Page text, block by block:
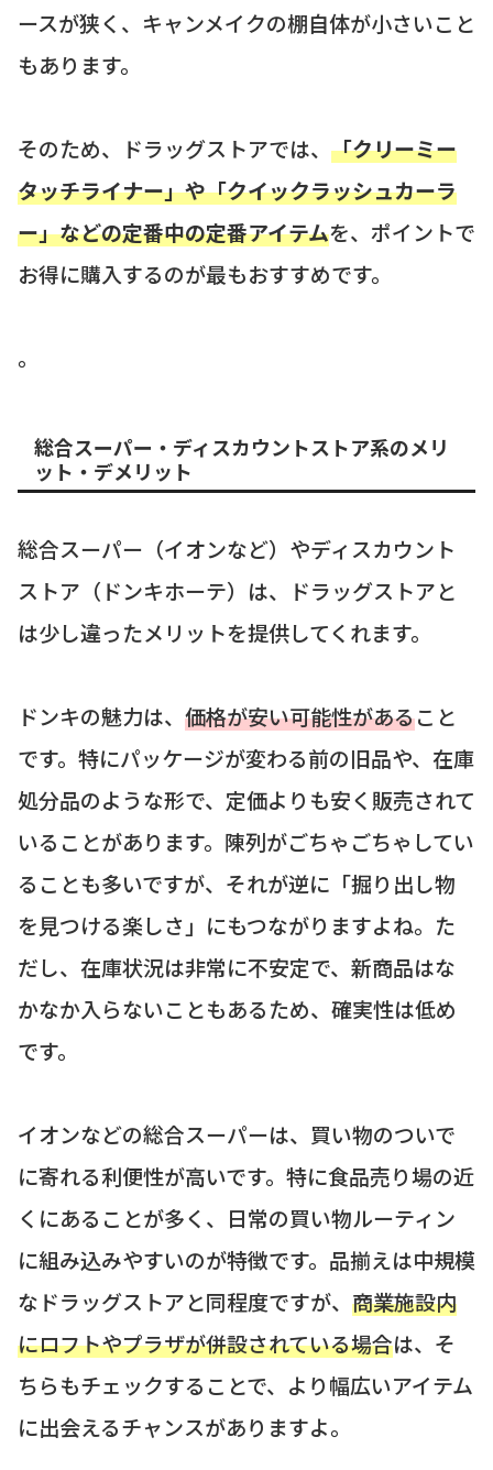
ースが狭く、キャンメイクの棚自体が小さいこと
もあります。
そのため、ドラッグストアでは、 「クリーミー
タッチライナー」や「クイックラッシュカーラ
ー」などの定番中の定番アイテムを、ポイントで
お得に購入するのが最もおすすめです。
。
総合スーパー・ディスカウントストア系のメリ
ット・デメリット
総合スーパー（イオンなど）やディスカウント
ストア（ドンキホーテ）は、ドラッグストアと
は少し違ったメリットを提供してくれます。
ドンキの魅力は、 価格が安い可能性があること
です。特にパッケージが変わる前の旧品や、在庫
処分品のような形で、定価よりも安く販売されて
いることがあります。陳列がごちゃごちゃしてい
ることも多いですが、それが逆に「掘り出し物
を見つける楽しさ」にもつながりますよね。た
だし、在庫状況は非常に不安定で、新商品はな
かなか入らないこともあるため、確実性は低め
です。
イオンなどの総合スーパーは、買い物のついで
に寄れる利便性が高いです。特に食品売り場の近
くにあることが多く、日常の買い物ルーティン
に組み込みやすいのが特徴です。品揃えは中規模
なドラッグストアと同程度ですが、 商業施設内
にロフトやプラザが併設されている場合は、そ
ちらもチェックすることで、より幅広いアイテム
に出会えるチャンスがありますよ。